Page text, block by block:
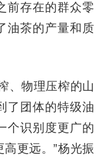
前存在的群众零
油茶的产量和质
物理压榨的山
了团体的特级油
个识别度更广的
更远。”杨光振